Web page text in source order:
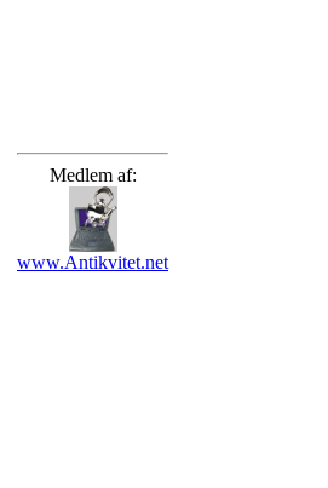
Medlem af:
www.Antikvitet.net